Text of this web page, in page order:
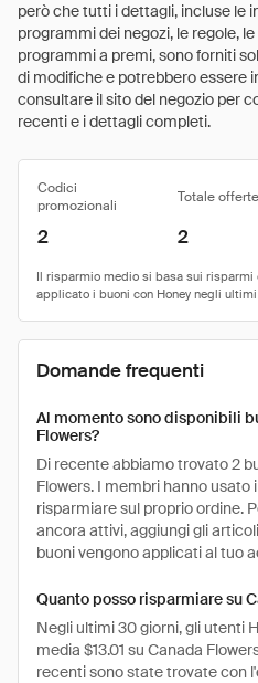
però che tutti i dettagli, incluse le
programmi dei negozi, le regole,
programmi a premi, sono forniti
di modifiche e potrebbero essere
consultare il sito del negozio per
recenti e i dettagli completi.
Codici
promozionali
Totale offerte
2 2
Domande frequenti
Al momento sono disponibili
Flowers?
Di recente abbiamo trovato 2
Flowers. I membri hanno usato
risparmiare sul proprio ordine.
ancora attivi, aggiungi gli
buoni vengono applicati al tuo
Quanto posso risparmiare su
Negli ultimi 30 giorni, gli utenti
media $13.01 su Canada
recenti sono state trovate con